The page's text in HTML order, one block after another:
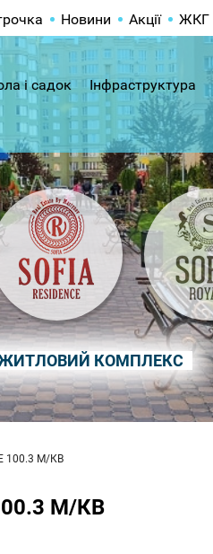
ЖИТЛОВИЙ КОМПЛЕКС
Новини Акції ЖКГ
і садок Інфраструктура
М/КВ
М/КВ